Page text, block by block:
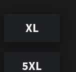
XL
5XL